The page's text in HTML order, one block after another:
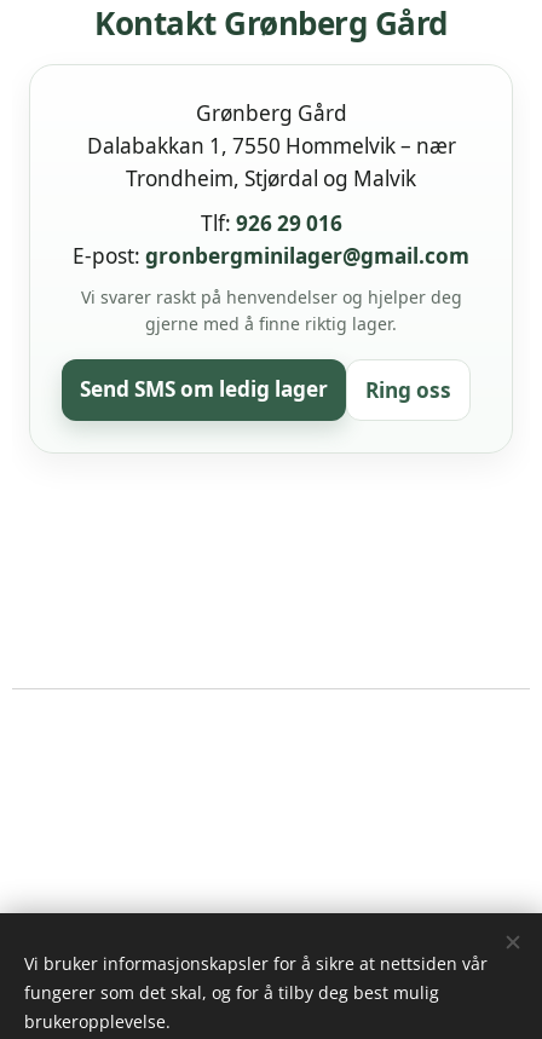
Kontakt Grønberg Gård
Grønberg Gård
Dalabakkan 1, 7550 Hommelvik – nær
Trondheim, Stjørdal og Malvik
Tlf: 926 29 016
E-post: gronbergminilager@gmail.com
Vi svarer raskt på henvendelser og hjelper deg
gjerne med å finne riktig lager.
Send SMS om ledig lager Ring oss
Vi bruker informasjonskapsler for å sikre at nettsiden vår
fungerer som det skal, og for å tilby deg best mulig
brukeropplevelse.